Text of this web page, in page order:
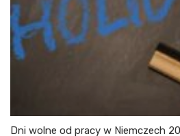
Dni wolne od pracy w Niemczech